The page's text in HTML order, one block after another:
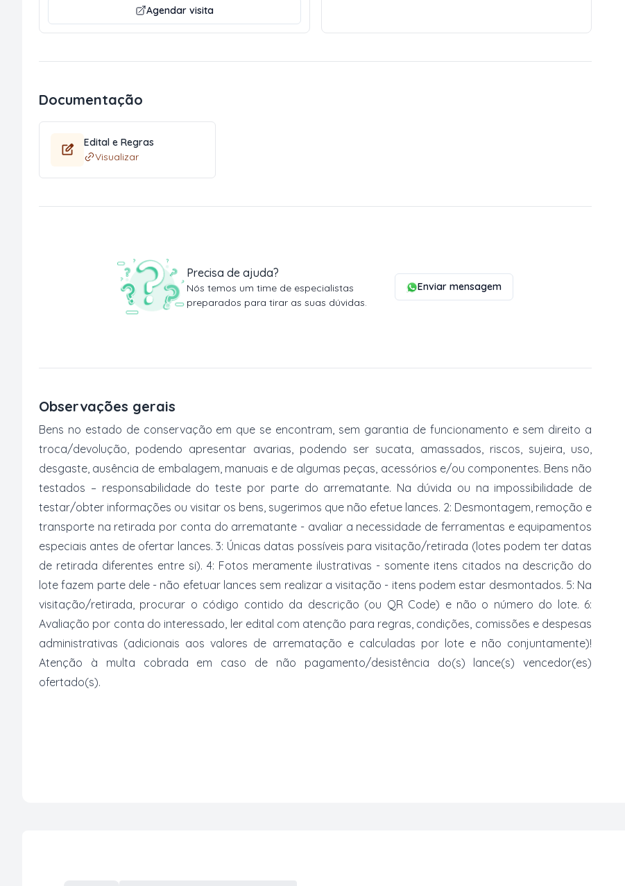
Agendar visita
Documentação
Edital e Regras
Visualizar
Precisa de ajuda?
Nós temos um time de especialistas
preparados para tirar as suas dúvidas.
Enviar mensagem
Observações gerais
Bens no estado de conservação em que se encontram, sem garantia de funcionamento e sem direito a
troca/devolução, podendo apresentar avarias, podendo ser sucata, amassados, riscos, sujeira, uso,
desgaste, ausência de embalagem, manuais e de algumas peças, acessórios e/ou componentes. Bens não
testados – responsabilidade do teste por parte do arrematante. Na dúvida ou na impossibilidade de
testar/obter informações ou visitar os bens, sugerimos que não efetue lances. 2: Desmontagem, remoção e
transporte na retirada por conta do arrematante - avaliar a necessidade de ferramentas e equipamentos
especiais antes de ofertar lances. 3: Únicas datas possíveis para visitação/retirada (lotes podem ter datas
de retirada diferentes entre si). 4: Fotos meramente ilustrativas - somente itens citados na descrição do
lote fazem parte dele - não efetuar lances sem realizar a visitação - itens podem estar desmontados. 5: Na
visitação/retirada, procurar o código contido da descrição (ou QR Code) e não o número do lote. 6:
Avaliação por conta do interessado, ler edital com atenção para regras, condições, comissões e despesas
administrativas (adicionais aos valores de arrematação e calculadas por lote e não conjuntamente)!
Atenção à multa cobrada em caso de não pagamento/desistência do(s) lance(s) vencedor(es)
ofertado(s).